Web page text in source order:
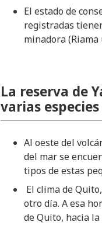
El estado de
registradas
minadora
La reserva de
varias
Al oeste del
del mar se
tipos de estas
El clima de
otro día. A esa
de Quito, hacia la